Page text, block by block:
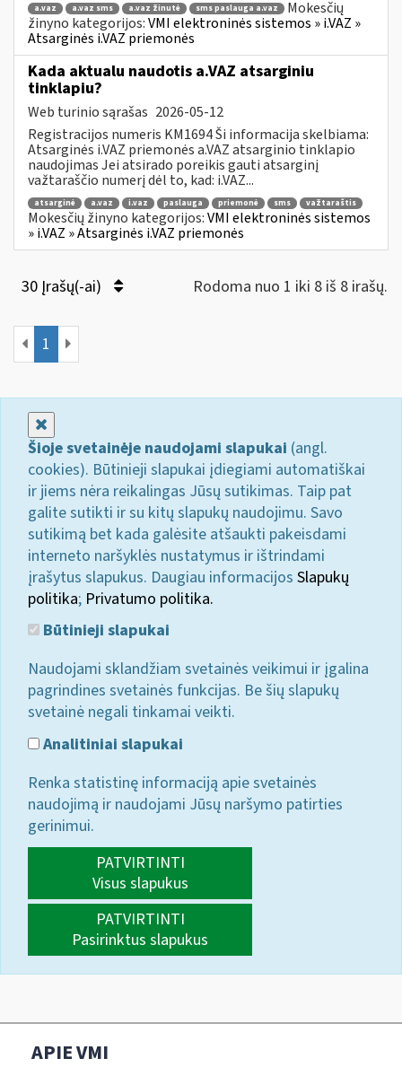
a.vaz a.vaz sms a.vaz žinutė sms paslauga a.vaz
Mokesčių
žinyno kategorijos:VMI elektroninės sistemos » i.VAZ »
Atsarginės i.VAZ priemonės
Kada aktualu naudotis a.VAZ atsarginiu
tinklapiu?
Web turinio sąrašas 2026-05-12
Registracijos numeris KM1694 Ši informacija skelbiama:
Atsarginės i.VAZ priemonės a.VAZ atsarginio tinklapio
naudojimas Jei atsirado poreikis gauti atsarginį
važtaraščio numerį dėl to, kad: i.VAZ...
atsarginė a.vaz i.vaz paslauga priemonė sms važtaraštis
Mokesčių žinyno kategorijos:VMI elektroninės sistemos
» i.VAZ » Atsarginės i.VAZ priemonės
30 Įrašų(-ai) Rodoma nuo 1 iki 8 iš 8 irašų.
1
Šioje svetainėje naudojami slapukai (angl.
cookies). Būtinieji slapukai įdiegiami automatiškai
ir jiems nėra reikalingas Jūsų sutikimas. Taip pat
galite sutikti ir su kitų slapukų naudojimu. Savo
sutikimą bet kada galėsite atšaukti pakeisdami
interneto naršyklės nustatymus ir ištrindami
įrašytus slapukus. Daugiau informacijos Slapukų
politika; Privatumo politika.
Būtinieji slapukai
Naudojami sklandžiam svetainės veikimui ir įgalina
pagrindines svetainės funkcijas. Be šių slapukų
svetainė negali tinkamai veikti.
Analitiniai slapukai
Renka statistinę informaciją apie svetainės
naudojimą ir naudojami Jūsų naršymo patirties
gerinimui.
PATVIRTINTI
Visus slapukus
PATVIRTINTI
Pasirinktus slapukus
APIE VMI